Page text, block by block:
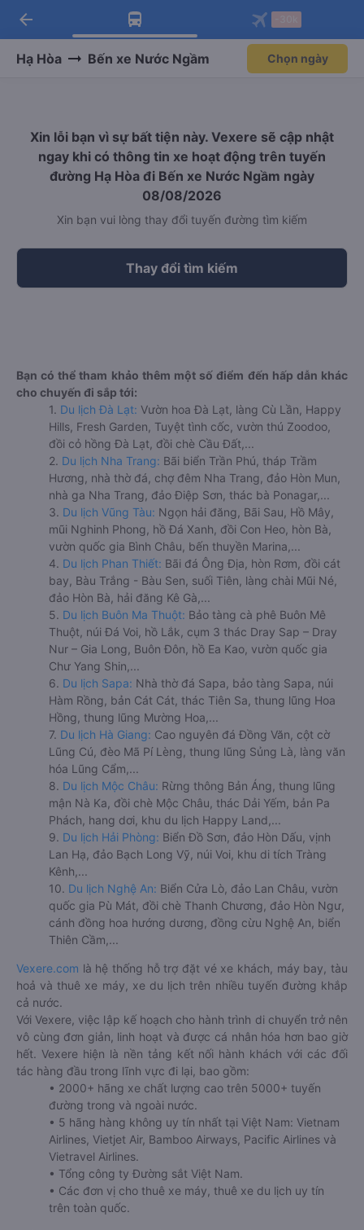
Tải app Vexere ngay!
Nhận ưu đãi thành viên độc
Mở app
Tải app Vexere
-30k/ghế khi đặt vé máy bay qua
Mở app
arrow_back
Hạ Hòa Bến xe Nước Ngầm Chọn ngày
Xin lỗi bạn vì sự bất tiện này. Vexere sẽ cập nhật
ngay khi có thông tin xe hoạt động trên tuyến
đường Hạ Hòa đi Bến xe Nước Ngầm ngày
08/08/2026
Xin bạn vui lòng thay đổi tuyến đường tìm kiếm
Thay đổi tìm kiếm
Bạn có thể tham khảo thêm một số điểm đến hấp dẫn khác
cho chuyến đi sắp tới:
1. Du lịch Đà Lạt: Vườn hoa Đà Lạt, làng Cù Lần, Happy
Hills, Fresh Garden, Tuyệt tình cốc, vườn thú Zoodoo,
đồi cỏ hồng Đà Lạt, đồi chè Cầu Đất,...
2. Du lịch Nha Trang: Bãi biển Trần Phú, tháp Trầm
Hương, nhà thờ đá, chợ đêm Nha Trang, đảo Hòn Mun,
nhà ga Nha Trang, đảo Điệp Sơn, thác bà Ponagar,...
3. Du lịch Vũng Tàu: Ngọn hải đăng, Bãi Sau, Hồ Mây,
mũi Nghinh Phong, hồ Đá Xanh, đồi Con Heo, hòn Bà,
vườn quốc gia Bình Châu, bến thuyền Marina,...
4. Du lịch Phan Thiết: Bãi đá Ông Địa, hòn Rơm, đồi cát
bay, Bàu Trắng - Bàu Sen, suối Tiên, làng chài Mũi Né,
đảo Hòn Bà, hải đăng Kê Gà,...
5. Du lịch Buôn Ma Thuột: Bảo tàng cà phê Buôn Mê
Thuột, núi Đá Voi, hồ Lắk, cụm 3 thác Dray Sap – Dray
Nur – Gia Long, Buôn Đôn, hồ Ea Kao, vườn quốc gia
Chư Yang Shin,...
6. Du lịch Sapa: Nhà thờ đá Sapa, bảo tàng Sapa, núi
Hàm Rồng, bản Cát Cát, thác Tiên Sa, thung lũng Hoa
Hồng, thung lũng Mường Hoa,...
7. Du lịch Hà Giang: Cao nguyên đá Đồng Văn, cột cờ
Lũng Cú, đèo Mã Pí Lèng, thung lũng Sủng Là, làng văn
hóa Lũng Cẩm,...
8. Du lịch Mộc Châu: Rừng thông Bản Áng, thung lũng
mận Nà Ka, đồi chè Mộc Châu, thác Dải Yếm, bản Pa
Phách, hang dơi, khu du lịch Happy Land,...
9. Du lịch Hải Phòng: Biển Đồ Sơn, đảo Hòn Dấu, vịnh
Lan Hạ, đảo Bạch Long Vỹ, núi Voi, khu di tích Tràng
Kênh,...
10. Du lịch Nghệ An: Biển Cửa Lò, đảo Lan Châu, vườn
quốc gia Pù Mát, đồi chè Thanh Chương, đảo Hòn Ngư,
cánh đồng hoa hướng dương, đồng cừu Nghệ An, biển
Thiên Cầm,...
Vexere.com là hệ thống hỗ trợ đặt vé xe khách, máy bay, tàu
hoả và thuê xe máy, xe du lịch trên nhiều tuyến đường khắp
cả nước.
Với Vexere, việc lập kế hoạch cho hành trình di chuyển trở nên
vô cùng đơn giản, linh hoạt và được cá nhân hóa hơn bao giờ
hết. Vexere hiện là nền tảng kết nối hành khách với các đối
tác hàng đầu trong lĩnh vực đi lại, bao gồm:
• 2000+ hãng xe chất lượng cao trên 5000+ tuyến
đường trong và ngoài nước.
• 5 hãng hàng không uy tín nhất tại Việt Nam: Vietnam
Airlines, Vietjet Air, Bamboo Airways, Pacific Airlines và
Vietravel Airlines.
• Tổng công ty Đường sắt Việt Nam.
• Các đơn vị cho thuê xe máy, thuê xe du lịch uy tín
trên toàn quốc.